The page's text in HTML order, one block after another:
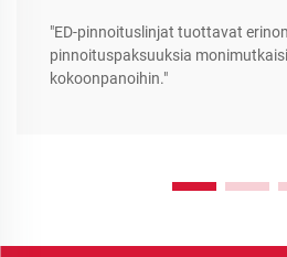
"ED-pinnoituslinjat tuottavat
pinnoituspaksuuksia
kokoonpanoihin."